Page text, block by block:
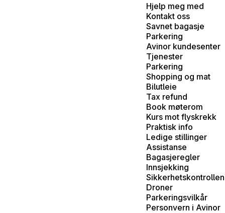
Hjelp meg med
Kontakt oss
Savnet bagasje
Parkering
Avinor kundesenter
Tjenester
Parkering
Shopping og mat
Bilutleie
Tax refund
Book møterom
Kurs mot flyskrekk
Praktisk info
Ledige stillinger
Assistanse
Bagasjeregler
Innsjekking
Sikkerhetskontrollen
Droner
Parkeringsvilkår
Personvern i Avinor